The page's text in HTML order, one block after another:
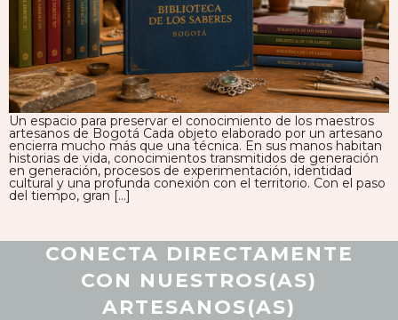
Un espacio para preservar el conocimiento de los maestros
artesanos de Bogotá Cada objeto elaborado por un artesano
encierra mucho más que una técnica. En sus manos habitan
historias de vida, conocimientos transmitidos de generación
en generación, procesos de experimentación, identidad
cultural y una profunda conexión con el territorio. Con el paso
del tiempo, gran […]
CONECTA DIRECTAMENTE
CON NUESTROS(AS)
ARTESANOS(AS)